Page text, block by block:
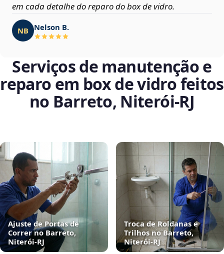
em cada detalhe do reparo do box de vidro.
NB Nelson B.
Serviços de manutenção e
reparo em box de vidro feitos
no Barreto, Niterói‑RJ
Ajuste de Portas de
Correr no Barreto,
Niterói‑RJ
Troca de Roldanas e
Trilhos no Barreto,
Niterói‑RJ